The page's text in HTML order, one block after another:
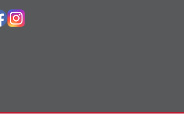
Vers notre page Instagram